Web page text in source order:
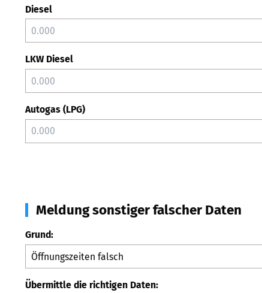
Diesel
LKW Diesel
Autogas (LPG)
Meldung sonstiger falscher Daten
Grund:
Übermittle die richtigen Daten: